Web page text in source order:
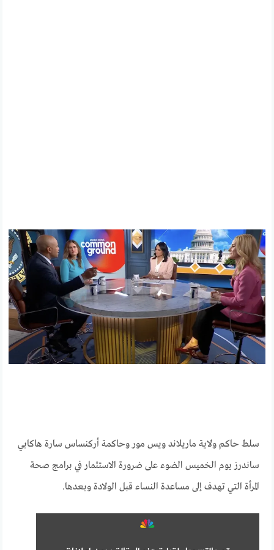
سلط حاكم ولاية ماريلاند ويس مور وحاكمة أركنساس سارة هاكابي
ساندرز يوم الخميس الضوء على ضرورة الاستثمار في برامج صحة
المرأة التي تهدف إلى مساعدة النساء قبل الولادة وبعدها.